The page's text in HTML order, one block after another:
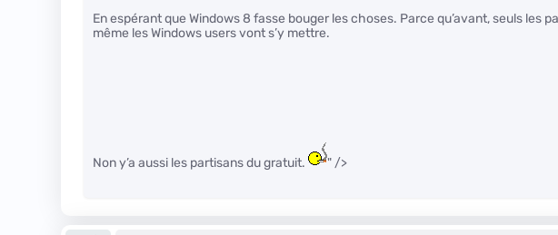
En espérant que Windows 8 fasse bouger les choses. Parce qu’avant, seuls les
même les Windows users vont s’y mettre.
Non y’a aussi les partisans du gratuit. " />